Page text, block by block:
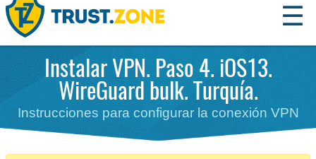
☰
Instalar VPN. Paso 4. iOS13.
WireGuard bulk. Turquía.
Instrucciones para configurar la conexión VPN